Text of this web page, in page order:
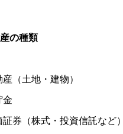
の種類
産（土地・建物）
金
証券（株式・投資信託など